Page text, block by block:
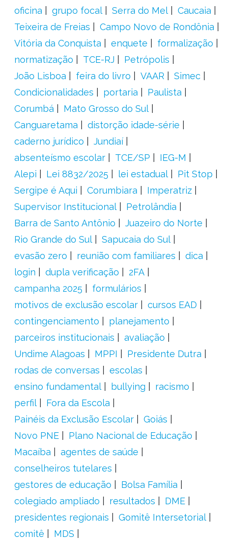
oficina
grupo focal Serra do Mel
Caucaia
Teixeira de Freias
Campo Novo de Rondônia
Vitória da Conquista
enquete
formalização
normatização
TCE-RJ
Petrópolis
João Lisboa
feira do livro VAAR
Simec
Condicionalidades
portaria
Paulista
Corumbá
Mato Grosso do Sul
Canguaretama
distorção idade-série
caderno jurídico
Jundiaí
absenteísmo escolar
TCE/SP
IEG-M
Alepi
Lei 8832/2025 lei estadual
Pit Stop
Sergipe é Aqui
Corumbiara
Imperatriz
Supervisor Institucional
Petrolândia
Barra de Santo Antônio
Juazeiro do Norte
Rio Grande do Sul
Sapucaia do Sul
evasão zero
reunião com familiares
dica
login
dupla verificação
2FA
campanha 2025
formulários
motivos de exclusão escolar
cursos EAD
contingenciamento
planejamento
parceiros institucionais
avaliação
Undime Alagoas
MPPI
Presidente Dutra
rodas de conversas
escolas
ensino fundamental
bullying
racismo
perfil
Fora da Escola
Painéis da Exclusão Escolar
Goiás
Novo PNE
Plano Nacional de Educação
Macaíba
agentes de saúde
conselheiros tutelares
gestores de educação
Bolsa Família
colegiado ampliado
resultados
DME
presidentes regionais
Gomitê Intersetorial
comitê
MDS